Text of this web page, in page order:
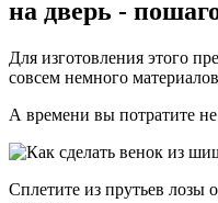
на дверь -
Для изготовления этого
совсем немного
А времени вы потратите
Сплетите из прутьев лозы